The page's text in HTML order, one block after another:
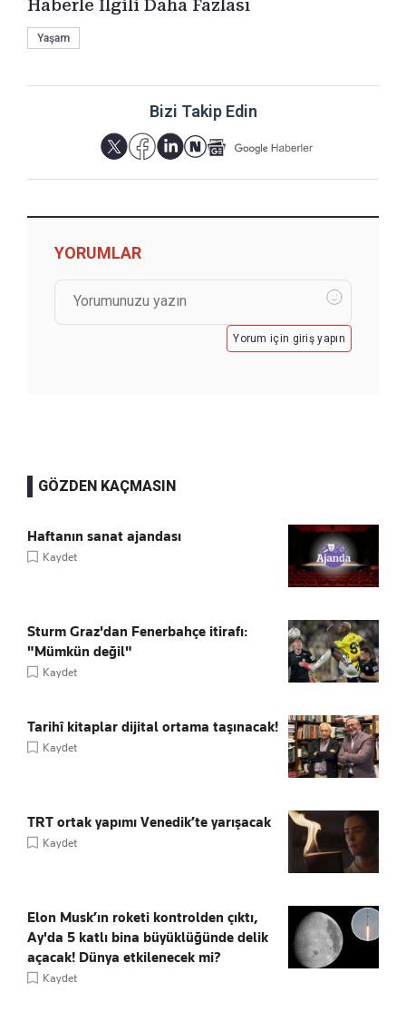
Haberle İlgili Daha Fazlası
Yaşam
Bizi Takip Edin
YORUMLAR
Yorum için giriş yapın
GÖZDEN KAÇMASIN
Haftanın sanat ajandası
Kaydet
Sturm Graz'dan Fenerbahçe itirafı:
"Mümkün değil"
Kaydet
Tarihî kitaplar dijital ortama taşınacak!
Kaydet
TRT ortak yapımı Venedik’te yarışacak
Kaydet
Elon Musk’ın roketi kontrolden çıktı,
Ay'da 5 katlı bina büyüklüğünde delik
açacak! Dünya etkilenecek mi?
Kaydet